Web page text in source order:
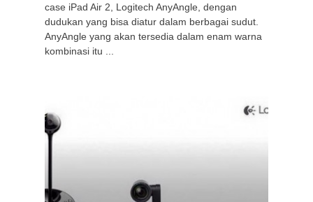
case iPad Air 2, Logitech AnyAngle, dengan
dudukan yang bisa diatur dalam berbagai sudut.
AnyAngle yang akan tersedia dalam enam warna
kombinasi itu ...